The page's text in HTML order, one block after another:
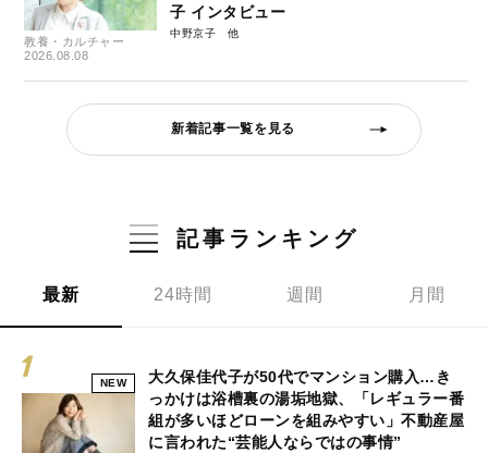
教養・カルチャー
2026.08.08
子 インタビュー
中野京子
新着記事一覧を見る
記事ランキング
最新 24時間 週間 月間
NEW
大久保佳代子が50代でマンション購入…き
っかけは浴槽裏の湯垢地獄、「レギュラー番
組が多いほどローンを組みやすい」不動産屋
に言われた“芸能人ならではの事情”